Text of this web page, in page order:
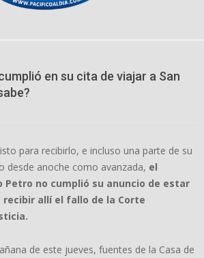
en su cita de viajar a San
para recibirlo, e incluso una parte de su
desde anoche como avanzada, el
Petro no cumplió su anuncio de estar
recibir allí el fallo de la Corte
de este jueves, fuentes de la Casa de